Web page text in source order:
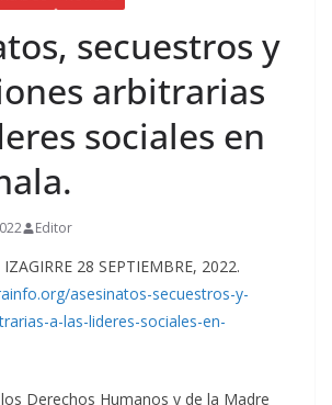
secuestros y
arbitrarias
sociales en
Editor
28 SEPTIEMBRE, 2022.
asesinatos-secuestros-y-
a-las-lideres-sociales-en-
Derechos Humanos y de la Madre